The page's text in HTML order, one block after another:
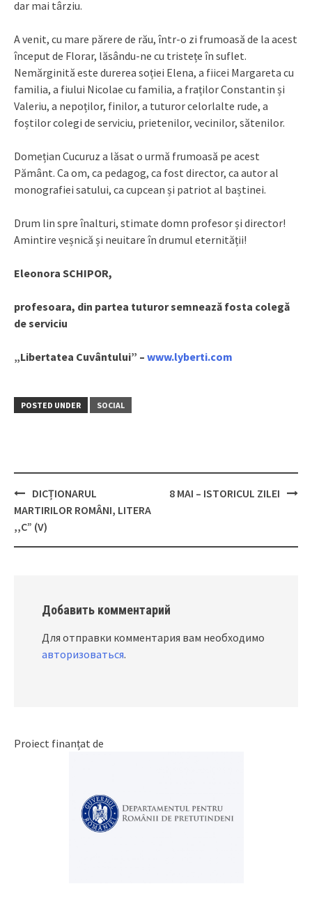
dar mai târziu.
A venit, cu mare părere de rău, într-o zi frumoasă de la acest
început de Florar, lăsându-ne cu tristețe în suflet.
Nemărginită este durerea soției Elena, a fiicei Margareta cu
familia, a fiului Nicolae cu familia, a fraților Constantin și
Valeriu, a nepoților, finilor, a tuturor celorlalte rude, a
foștilor colegi de serviciu, prietenilor, vecinilor, sătenilor.
Domețian Cucuruz a lăsat o urmă frumoasă pe acest
Pământ. Ca om, ca pedagog, ca fost director, ca autor al
monografiei satului, ca cupcean și patriot al baștinei.
Drum lin spre înalturi, stimate domn profesor și director!
Amintire veșnică și neuitare în drumul eternității!
Eleonora SCHIPOR,
profesoara, din partea tuturor semnează fosta colegă
de serviciu
„Libertatea Cuvântului” – www.lyberti.com
POSTED UNDER SOCIAL
Post
navigation
DICȚIONARUL
MARTIRILOR ROMÂNI, LITERA
,,C” (V)
8 MAI – ISTORICUL ZILEI
Добавить комментарий
Для отправки комментария вам необходимо
авторизоваться.
Proiect finanțat de